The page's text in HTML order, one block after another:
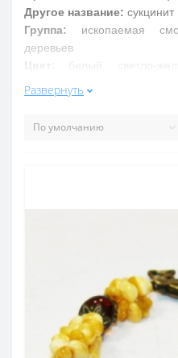
Другое название: сукцинит
Группа:
ископаемая
деревьев
Цвет:
коричневого до черного
Янтарь дарит счастье в
(Авиценна) считал янтарь
— нарушения сердечного
животе, обморочных
Авиценны, янтарь
прекращает рвоту,
Развернуть